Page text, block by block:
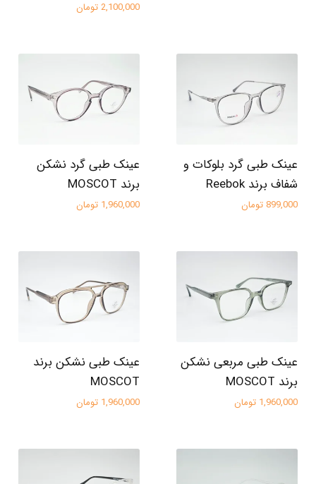
2,100,000 تومان
عینک طبی گرد بلوکات و
شفاف برند Reebok
899,000 تومان
عینک طبی گرد نشکن
برند MOSCOT
1,960,000 تومان
عینک طبی مربعی نشکن
برند MOSCOT
1,960,000 تومان
عینک طبی نشکن برند
MOSCOT
1,960,000 تومان